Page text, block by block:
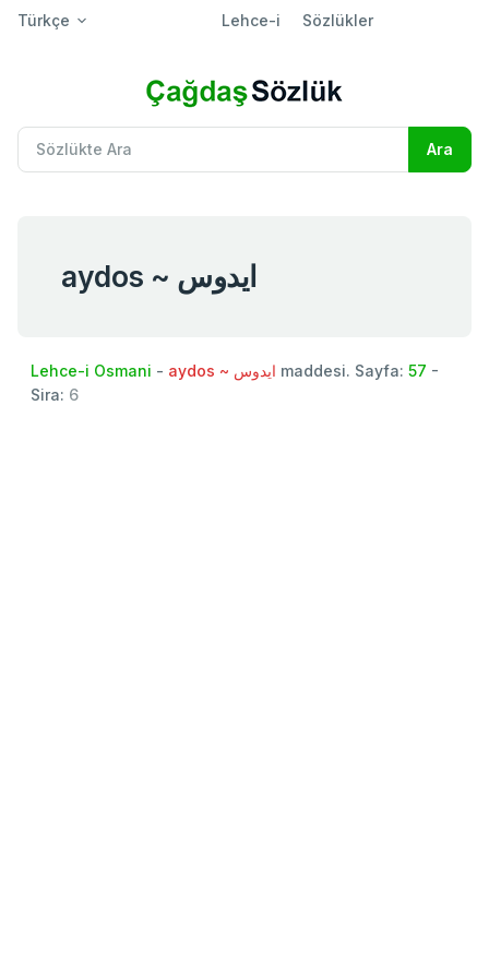
Türkçe Lehce-i Sözlükler
aydos ~ ايدوس
Lehce-i Osmani - aydos ~ ايدوس maddesi. Sayfa: 57 -
Sira: 6